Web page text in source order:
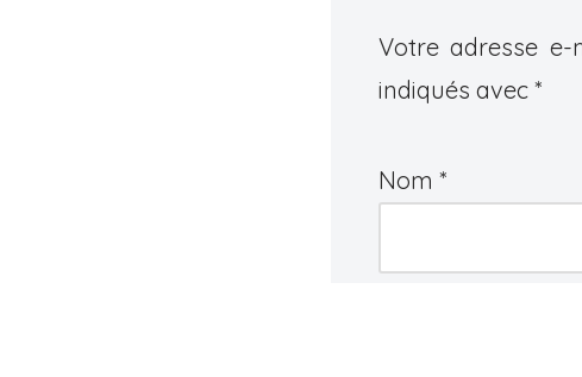
Votre adresse
indiqués avec *
Nom *